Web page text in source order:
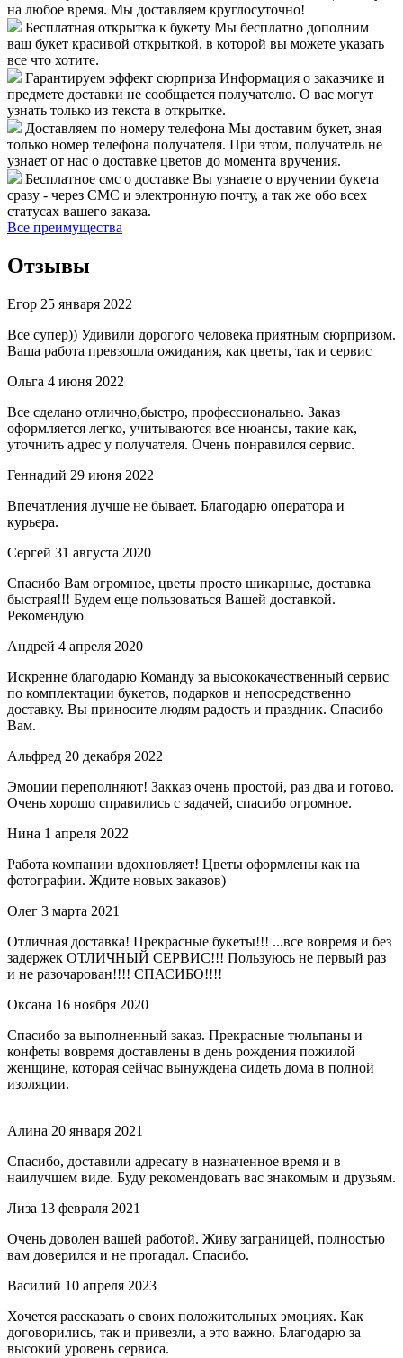
на любое время. Мы доставляем круглосуточно!
Бесплатная открытка к букету Мы бесплатно дополним
ваш букет красивой открыткой, в которой вы можете указать
все что хотите.
Гарантируем эффект сюрприза Информация о заказчике и
предмете доставки не сообщается получателю. О вас могут
узнать только из текста в открытке.
Доставляем по номеру телефона Мы доставим букет, зная
только номер телефона получателя. При этом, получатель не
узнает от нас о доставке цветов до момента вручения.
Бесплатное смс о доставке Вы узнаете о вручении букета
сразу - через СМС и электронную почту, а так же обо всех
статусах вашего заказа.
Все преимущества
Отзывы
Егор 25 января 2022
Все супер)) Удивили дорогого человека приятным сюрпризом.
Ваша работа превзошла ожидания, как цветы, так и сервис
Ольга 4 июня 2022
Все сделано отлично,быстро, профессионально. Заказ
оформляется легко, учитываются все нюансы, такие как,
уточнить адрес у получателя. Очень понравился сервис.
Геннадий 29 июня 2022
Впечатления лучше не бывает. Благодарю оператора и
курьера.
Сергей 31 августа 2020
Спасибо Вам огромное, цветы просто шикарные, доставка
быстрая!!! Будем еще пользоваться Вашей доставкой.
Рекомендую
Андрей 4 апреля 2020
Искренне благодарю Команду за высококачественный сервис
по комплектации букетов, подарков и непосредственно
доставку. Вы приносите людям радость и праздник. Спасибо
Вам.
Альфред 20 декабря 2022
Эмоции переполняют! Закказ очень простой, раз два и готово.
Очень хорошо справились с задачей, спасибо огромное.
Нина 1 апреля 2022
Работа компании вдохновляет! Цветы оформлены как на
фотографии. Ждите новых заказов)
Олег 3 марта 2021
Отличная доставка! Прекрасные букеты!!! ...все вовремя и без
задержек ОТЛИЧНЫЙ СЕРВИС!!! Пользуюсь не первый раз
и не разочарован!!!! СПАСИБО!!!!
Оксана 16 ноября 2020
Спасибо за выполненный заказ. Прекрасные тюльпаны и
конфеты вовремя доставлены в день рождения пожилой
женщине, которая сейчас вынуждена сидеть дома в полной
изоляции.
Алина 20 января 2021
Спасибо, доставили адресату в назначенное время и в
наилучшем виде. Буду рекомендовать вас знакомым и друзьям.
Лиза 13 февраля 2021
Очень доволен вашей работой. Живу заграницей, полностью
вам доверился и не прогадал. Спасибо.
Василий 10 апреля 2023
Хочется рассказать о своих положительных эмоциях. Как
договорились, так и привезли, а это важно. Благодарю за
высокий уровень сервиса.